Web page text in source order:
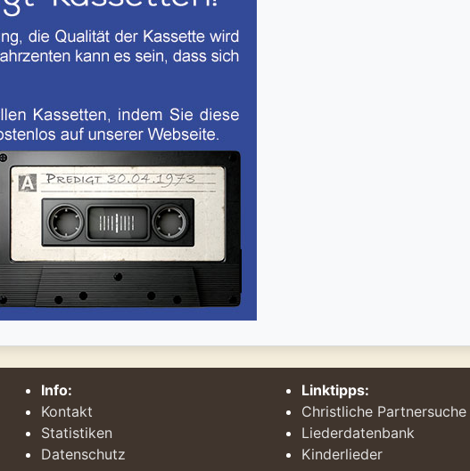
Info:
Kontakt
Statistiken
Datenschutz
Linktipps:
Christliche Partnersuche
Liederdatenbank
Kinderlieder